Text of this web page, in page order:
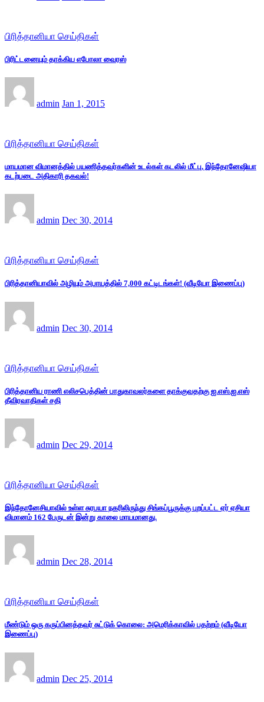
பிரித்தானியா செய்திகள்
பிரிட்டனையும் தாக்கிய எபோலா வைரஸ்
admin Jan 1, 2015
பிரித்தானியா செய்திகள்
மாயமான விமானத்தில் பயணித்தவர்களின் உடல்கள் கடலில் மீட்பு, இந்தோனேஷியா
கடற்படை அதிகாரி தகவல்!
admin Dec 30, 2014
பிரித்தானியா செய்திகள்
பிரித்தானியாவில் அழியும் அபாயத்தில் 7,000 கட்டிடங்கள்! (வீடியோ இணைப்பு)
admin Dec 30, 2014
பிரித்தானியா செய்திகள்
பிரித்தானிய ராணி எலிசபெத்தின் பாதுகாவலர்களை தாக்குவதற்கு ஐ.எஸ்.ஐ.எஸ்
தீவிரவாதிகள் சதி
admin Dec 29, 2014
பிரித்தானியா செய்திகள்
இந்தோனேசியாவில் உள்ள சுரபயா நகரிலிருந்து சிங்கப்பூருக்கு புறப்பட்ட ஏர் ஏசியா
விமானம் 162 பேருடன் இன்று காலை மாயமானது.
admin Dec 28, 2014
பிரித்தானியா செய்திகள்
மீண்டும் ஒரு கருப்பினத்தவர் சுட்டுக் கொலை: அமெரிக்காவில் பதற்றம் (வீடியோ
இணைப்பு)
admin Dec 25, 2014